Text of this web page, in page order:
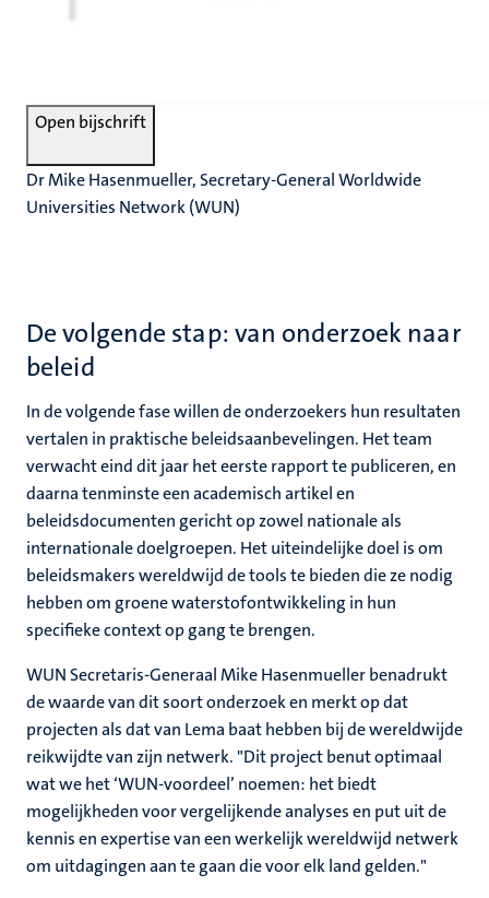
Open bijschrift
Dr Mike Hasenmueller, Secretary-General Worldwide
Universities Network (WUN)
De volgende stap: van onderzoek naar
beleid
In de volgende fase willen de onderzoekers hun resultaten
vertalen in praktische beleidsaanbevelingen. Het team
verwacht eind dit jaar het eerste rapport te publiceren, en
daarna tenminste een academisch artikel en
beleidsdocumenten gericht op zowel nationale als
internationale doelgroepen. Het uiteindelijke doel is om
beleidsmakers wereldwijd de tools te bieden die ze nodig
hebben om groene waterstofontwikkeling in hun
specifieke context op gang te brengen.
WUN Secretaris-Generaal Mike Hasenmueller benadrukt
de waarde van dit soort onderzoek en merkt op dat
projecten als dat van Lema baat hebben bij de wereldwijde
reikwijdte van zijn netwerk. "Dit project benut optimaal
wat we het ‘WUN-voordeel’ noemen: het biedt
mogelijkheden voor vergelijkende analyses en put uit de
kennis en expertise van een werkelijk wereldwijd netwerk
om uitdagingen aan te gaan die voor elk land gelden."